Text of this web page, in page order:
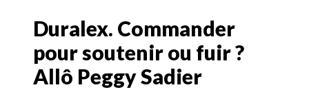
Duralex. Commander
pour soutenir ou fuir ?
Allô Peggy Sadier